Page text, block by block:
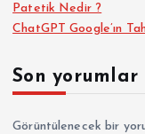
Patetik Nedir ?
ChatGPT Google’ın
Son yorumlar
Görüntülenecek bir